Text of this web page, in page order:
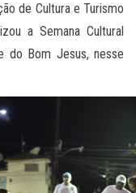
de Cultura e Turismo
a Semana Cultural
do Bom Jesus, nesse